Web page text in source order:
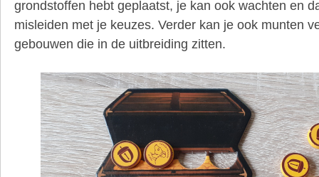
grondstoffen hebt geplaatst, je kan ook wachten en
misleiden met je keuzes. Verder kan je ook munten
gebouwen die in de uitbreiding zitten.